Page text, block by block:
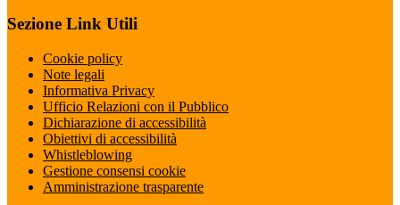
Sezione Link Utili
Cookie policy
Note legali
Informativa Privacy
Ufficio Relazioni con il Pubblico
Dichiarazione di accessibilità
Obiettivi di accessibilità
Whistleblowing
Gestione consensi cookie
Amministrazione trasparente